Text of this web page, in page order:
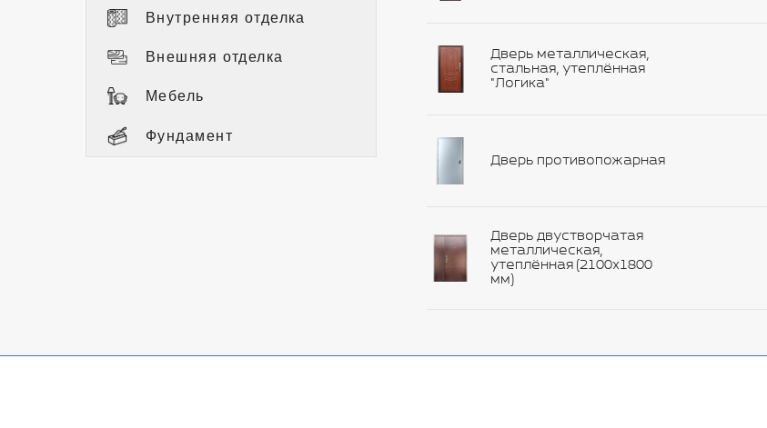
Внутренняя отделка
Внешняя отделка
Мебель
Фундамент
Дверь металлическая,
стальная, утеплённая
"Логика"
Дверь противопожарная
Дверь двустворчатая
металлическая,
утеплённая (2100х1800
мм)